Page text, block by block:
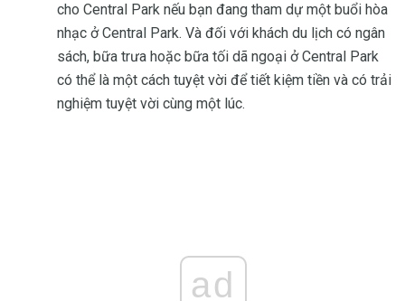
cho Central Park nếu bạn đang tham dự một buổi hòa
nhạc ở Central Park. Và đối với khách du lịch có ngân
sách, bữa trưa hoặc bữa tối dã ngoại ở Central Park
có thể là một cách tuyệt vời để tiết kiệm tiền và có trải
nghiệm tuyệt vời cùng một lúc.
ad